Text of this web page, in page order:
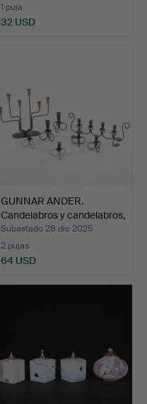
1 puja
32 USD
GUNNAR ANDER.
Candelabros y candelabros,
8…
Subastado 28 dic 2025
2 pujas
64 USD